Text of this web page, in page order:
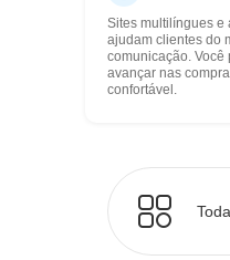
Sites multilíngues e
ajudam clientes do
comunicação. Você
avançar nas
confortável.